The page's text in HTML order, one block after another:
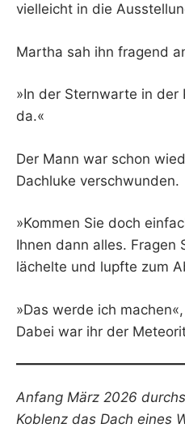
vielleicht in die
Martha sah ihn fragend
»In der Sternwarte in
da.«
Der Mann war schon
Dachluke verschwunden.
»Kommen Sie doch
Ihnen dann alles. Fragen
lächelte und lupfte zum
»Das werde ich
Dabei war ihr der
Anfang März 2026
Koblenz das Dach eines